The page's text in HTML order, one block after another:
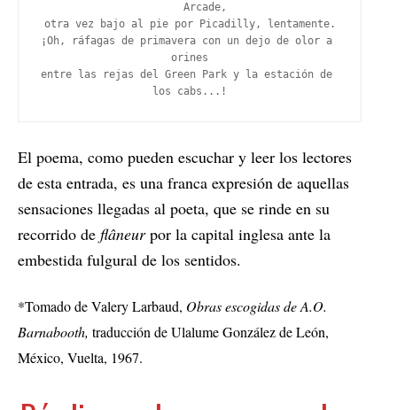
     Arcade,
otra vez bajo al pie por Picadilly, lentamente.
¡Oh, ráfagas de primavera con un dejo de olor a
orines
entre las rejas del Green Park y la estación de
los cabs...!
El poema, como pueden escuchar y leer los lectores
de esta entrada, es una franca expresión de aquellas
sensaciones llegadas al poeta, que se rinde en su
recorrido de flâneurpor la capital inglesa ante la
embestida fulgural de los sentidos.
*Tomado de Valery Larbaud, Obras escogidas de A.O.
Barnabooth, traducción de Ulalume González de León,
México, Vuelta, 1967.